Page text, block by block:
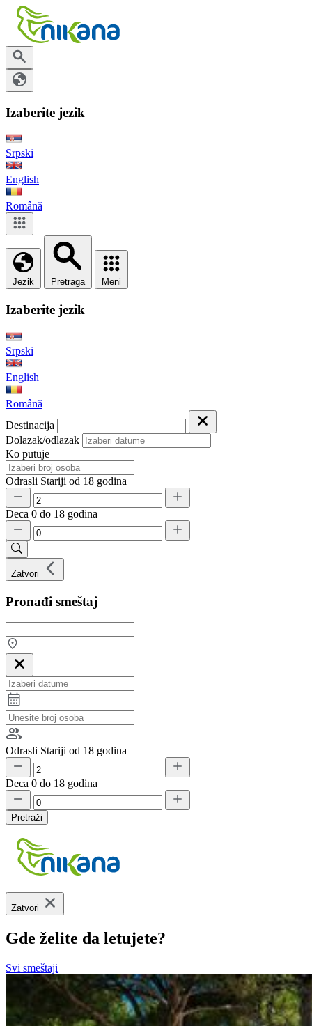
Izaberite jezik
Srpski
English
Română
Jezik Pretraga Meni
Izaberite jezik
Srpski
English
Română
Destinacija
Dolazak/odlazak
Ko putuje
Odrasli Stariji od 18 godina
Deca 0 do 18 godina
Zatvori
Pronađi smeštaj
Odrasli Stariji od 18 godina
Deca 0 do 18 godina
Pretraži
Zatvori
Gde želite da letujete?
Svi smeštaji